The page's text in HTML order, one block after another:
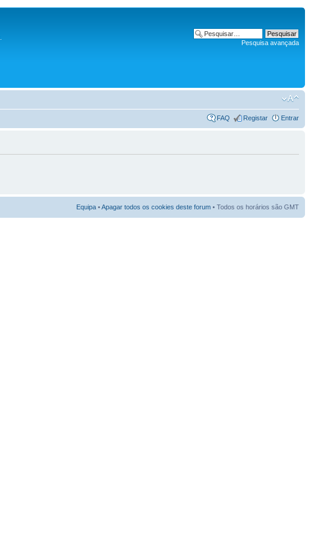
Pesquisa avançada
FAQ Registar Entrar
Equipa •Apagar todos os cookies deste forum • Todos os horários são GMT